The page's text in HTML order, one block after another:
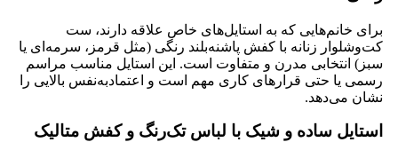
برای خانم‌هایی که به استایل‌های خاص علاقه دارند، ست
کت‌وشلوار زنانه با کفش پاشنه‌بلند رنگی (مثل قرمز، سرمه‌ای یا
سبز) انتخابی مدرن و متفاوت است. این استایل مناسب مراسم
رسمی یا حتی قرارهای کاری مهم است و اعتماد‌به‌نفس بالایی را
نشان می‌دهد.
استایل ساده و شیک با لباس تک‌رنگ و کفش متالیک